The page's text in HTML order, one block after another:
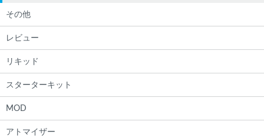
その他
レビュー
リキッド
スターターキット
MOD
アトマイザー